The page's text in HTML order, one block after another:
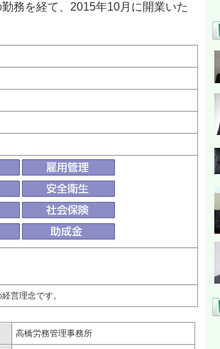
務を経て、2015年10月に開業いた
営理念です。
高橋労務管理事務所